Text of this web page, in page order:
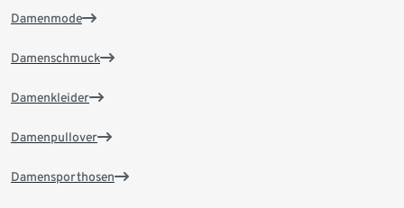
Damenmode
Damenschmuck
Damenkleider
Damenpullover
Damensporthosen